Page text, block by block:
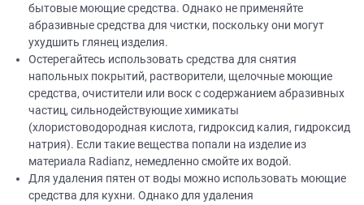
бытовые моющие средства. Однако не применяйте
абразивные средства для чистки, поскольку они могут
ухудшить глянец изделия.
Остерегайтесь использовать средства для снятия
напольных покрытий, растворители, щелочные моющие
средства, очистители или воск с содержанием абразивных
частиц, сильнодействующие химикаты
(хлористоводородная кислота, гидроксид калия, гидроксид
натрия). Если такие вещества попали на изделие из
материала Radianz, немедленно смойте их водой.
Для удаления пятен от воды можно использовать моющие
средства для кухни. Однако для удаления